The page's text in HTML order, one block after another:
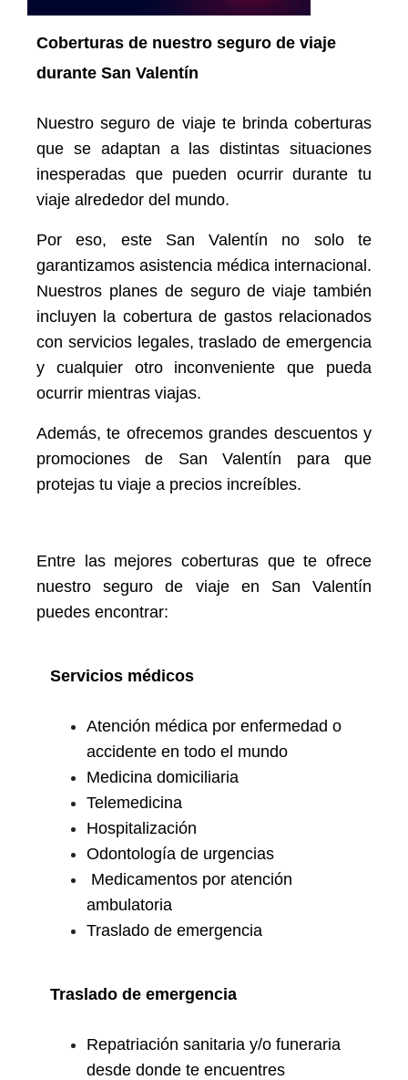
Coberturas de nuestro seguro de viaje
durante San Valentín
Nuestro seguro de viaje te brinda coberturas
que se adaptan a las distintas situaciones
inesperadas que pueden ocurrir durante tu
viaje alrededor del mundo.
Por eso, este San Valentín no solo te
garantizamos asistencia médica internacional.
Nuestros planes de seguro de viaje también
incluyen la cobertura de gastos relacionados
con servicios legales, traslado de emergencia
y cualquier otro inconveniente que pueda
ocurrir mientras viajas.
Además, te ofrecemos grandes descuentos y
promociones de San Valentín para que
protejas tu viaje a precios increíbles.
Entre las mejores coberturas que te ofrece
nuestro seguro de viaje en San Valentín
puedes encontrar:
Servicios médicos
Atención médica por enfermedad o
accidente en todo el mundo
Medicina domiciliaria
Telemedicina
Hospitalización
Odontología de urgencias
Medicamentos por atención
ambulatoria
Traslado de emergencia
Traslado de emergencia
Repatriación sanitaria y/o funeraria
desde donde te encuentres